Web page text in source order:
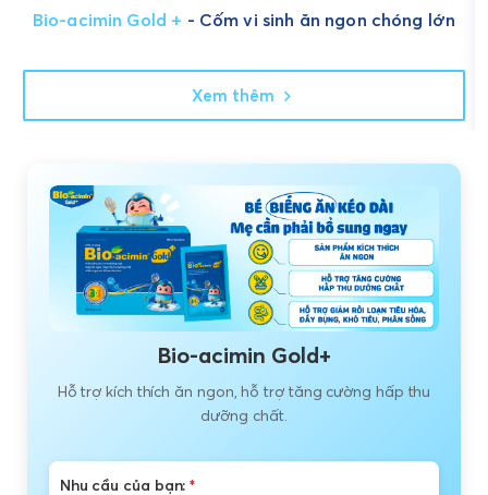
Bio-acimin Gold + - Cốm vi sinh ăn ngon chóng lớn
Xem thêm
Bio-acimin Gold+
Hỗ trợ kích thích ăn ngon, hỗ trợ tăng cường hấp thu
dưỡng chất.
Nhu cầu của bạn:*